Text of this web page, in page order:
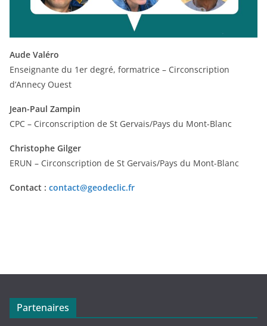
Aude Valéro
Enseignante du 1er degré, formatrice – Circonscription
d’Annecy Ouest
Jean-Paul Zampin
CPC – Circonscription de St Gervais/Pays du Mont-Blanc
Christophe Gilger
ERUN – Circonscription de St Gervais/Pays du Mont-Blanc
Contact : contact@geodeclic.fr
Partenaires